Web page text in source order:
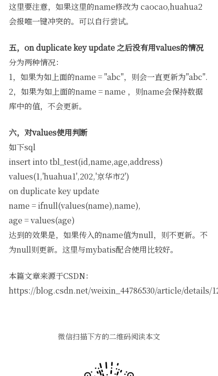
这里要注意，如果这里的name修改为 caocao,huahua2
会报唯一键冲突的。可以自行尝试。
五，on duplicate key update 之后没有用values的情况
分为两种情况：
1，如果为如上面的name = "abc"，则会一直更新为"abc".
2，如果为如上面的name = name ，则name会保持数据
库中的值，不会更新。
六，对values使用判断
如下sql
insert into tbl_test(id,name,age,address)
values(1,'huahua1',202,'京华市2')
on duplicate key update
name = ifnull(values(name),name),
age = values(age)
达到的效果是，如果传入的name值为null，则不更新。不
为null则更新。这里与mybatis配合使用比较好。
本篇文章来源于CSDN：
https://blog.csdn.net/weixin_44786530/article/details/
微信扫描下方的二维码阅读本文